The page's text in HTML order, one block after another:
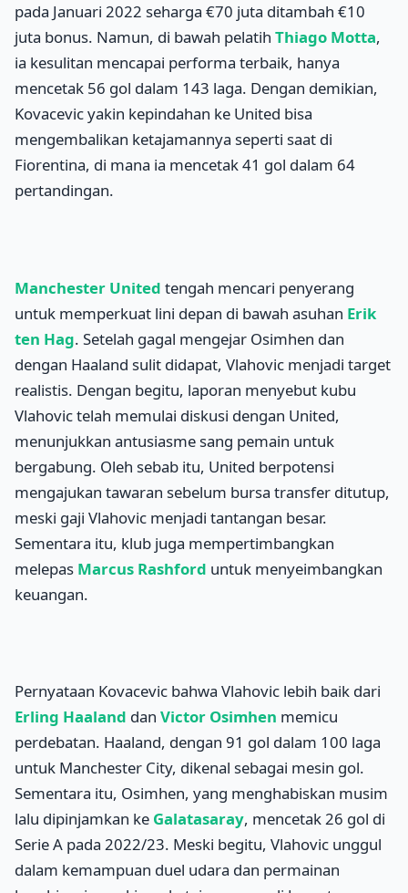
pada Januari 2022 seharga €70 juta ditambah €10
juta bonus. Namun, di bawah pelatih Thiago Motta,
ia kesulitan mencapai performa terbaik, hanya
mencetak 56 gol dalam 143 laga. Dengan demikian,
Kovacevic yakin kepindahan ke United bisa
mengembalikan ketajamannya seperti saat di
Fiorentina, di mana ia mencetak 41 gol dalam 64
pertandingan.
Manchester United tengah mencari penyerang
untuk memperkuat lini depan di bawah asuhan Erik
ten Hag. Setelah gagal mengejar Osimhen dan
dengan Haaland sulit didapat, Vlahovic menjadi target
realistis. Dengan begitu, laporan menyebut kubu
Vlahovic telah memulai diskusi dengan United,
menunjukkan antusiasme sang pemain untuk
bergabung. Oleh sebab itu, United berpotensi
mengajukan tawaran sebelum bursa transfer ditutup,
meski gaji Vlahovic menjadi tantangan besar.
Sementara itu, klub juga mempertimbangkan
melepas Marcus Rashford untuk menyeimbangkan
keuangan.
Pernyataan Kovacevic bahwa Vlahovic lebih baik dari
Erling Haaland dan Victor Osimhen memicu
perdebatan. Haaland, dengan 91 gol dalam 100 laga
untuk Manchester City, dikenal sebagai mesin gol.
Sementara itu, Osimhen, yang menghabiskan musim
lalu dipinjamkan ke Galatasaray, mencetak 26 gol di
Serie A pada 2022/23. Meski begitu, Vlahovic unggul
dalam kemampuan duel udara dan permainan